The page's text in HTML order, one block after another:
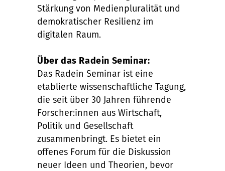
Stärkung von Medienpluralität und
demokratischer Resilienz im
digitalen Raum.
Über das Radein Seminar:
Das Radein Seminar ist eine
etablierte wissenschaftliche Tagung,
die seit über 30 Jahren führende
Forscher:innen aus Wirtschaft,
Politik und Gesellschaft
zusammenbringt. Es bietet ein
offenes Forum für die Diskussion
neuer Ideen und Theorien, bevor